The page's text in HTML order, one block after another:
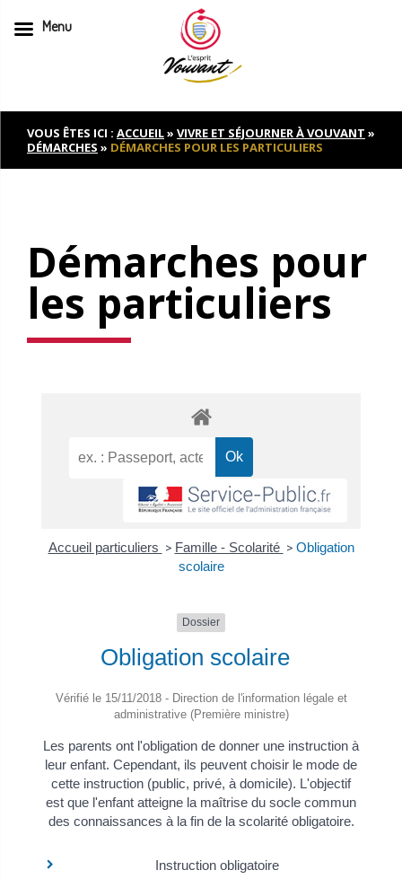
to
contentVOUS ÊTES ICI : ACCUEIL» VIVRE ET SÉJOURNER À VOUVANT »
DÉMARCHES » DÉMARCHES POUR LES PARTICULIERS
Démarches pour
les particuliers
Accueil particuliers > Famille - Scolarité > Obligation
scolaire
Dossier
Obligation scolaire
Vérifié le 15/11/2018 - Direction de l'information légale et
administrative (Première ministre)
Les parents ont l'obligation de donner une instruction à
leur enfant. Cependant, ils peuvent choisir le mode de
cette instruction (public, privé, à domicile). L'objectif
est que l'enfant atteigne la maîtrise du socle commun
des connaissances à la fin de la scolarité obligatoire.
Instruction obligatoire
Menu